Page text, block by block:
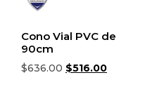
Cono Vial PVC de
90cm
$636.00 $516.00